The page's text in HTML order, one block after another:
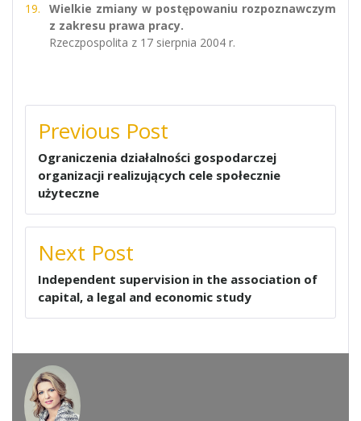
Wielkie zmiany w postępowaniu rozpoznawczym
z zakresu prawa pracy.
Rzeczpospolita z 17 sierpnia 2004 r.
NAWIGACJA
WPISU
Previous Post
Ograniczenia działalności gospodarczej
organizacji realizujących cele społecznie
użyteczne
Next Post
Independent supervision in the association of
capital, a legal and economic study